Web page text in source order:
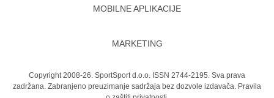
MOBILNE APLIKACIJE
MARKETING
Copyright 2008-26. SportSport d.o.o. ISSN 2744-2195. Sva prava
zadržana. Zabranjeno preuzimanje sadržaja bez dozvole izdavača. Pravila